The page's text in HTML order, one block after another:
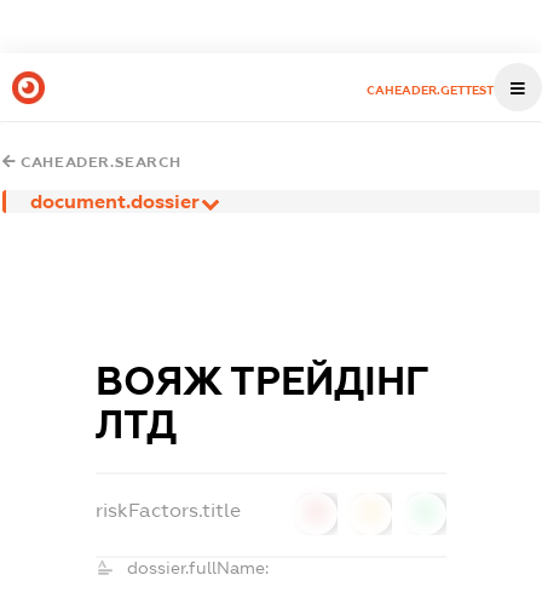
CAHEADER.GETTEST
CAHEADER.SEARCH
document.dossier
ВОЯЖ ТРЕЙДІНГ
ЛТД
riskFactors.title
dossier.fullName: